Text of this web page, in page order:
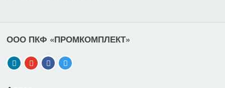
ООО ПКФ «ПРОМКОМПЛЕКТ»